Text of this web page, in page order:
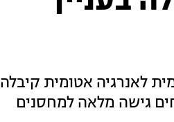
לאומית לאנרגיה אטומית קיבלה
גישה מלאה למחסנים